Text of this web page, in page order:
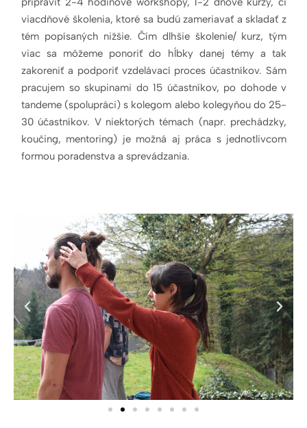
viacdňové školenia, ktoré sa budú zameriavať a skladať z
tém popísaných nižšie. Čím dlhšie školenie/ kurz, tým
viac sa môžeme ponoriť do hĺbky danej témy a tak
zakoreniť a podporiť vzdelávací proces účastníkov. Sám
pracujem so skupinami do 15 účastníkov, po dohode v
tandeme (spolupráci) s kolegom alebo kolegyňou do 25-
30 účastníkov. V niektorých témach (napr. prechádzky,
koučing, mentoring) je možná aj práca s jednotlivcom
formou poradenstva a sprevádzania.